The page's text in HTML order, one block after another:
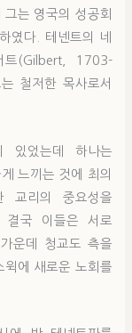
는 영국의 성공회
였다. 테넨트의 네
트(Gilbert, 1703-
철저한 목사로서
있었는데 하나는
느끼는 것에 최의
교리의 중요성을
결국 이들은 서로
운데 청교도 측을
윅에 새로운 노회를